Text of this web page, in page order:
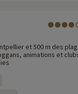
et 500 m des
animations et